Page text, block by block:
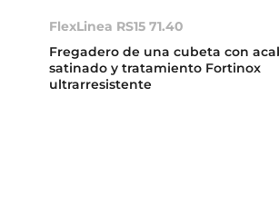
FlexLinea RS15 71.40
Fregadero de una cubeta con
satinado y tratamiento Fortinox
ultrarresistente